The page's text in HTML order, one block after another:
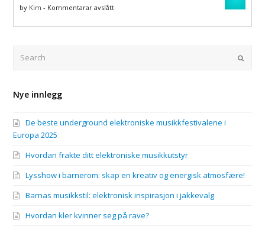
på
by Kim - Kommentarar avslåttpå
er
Submit
Nye innlegg
De beste underground elektroniske musikkfestivalene i
Europa 2025
Hvordan frakte ditt elektroniske musikkutstyr
Lysshow i barnerom: skap en kreativ og energisk atmosfære!
Barnas musikkstil: elektronisk inspirasjon i jakkevalg
Hvordan kler kvinner seg på rave?